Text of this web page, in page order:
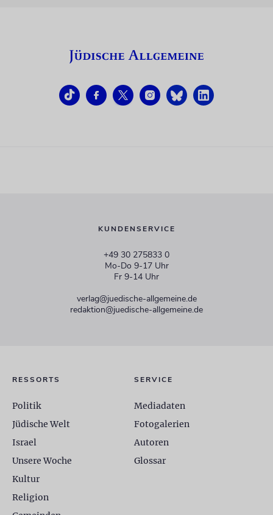
KUNDENSERVICE
+49 30 275833 0
Mo-Do 9-17 Uhr
Fr 9-14 Uhr
verlag@juedische-allgemeine.de
redaktion@juedische-allgemeine.de
RESSORTS
Politik
Jüdische Welt
Israel
Unsere Woche
Kultur
Religion
SERVICE
Mediadaten
Fotogalerien
Autoren
Glossar